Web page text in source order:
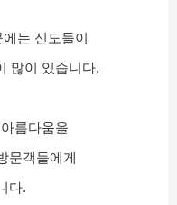
는 신도들이
많이 있습니다.
름다움을
문객들에게
다.